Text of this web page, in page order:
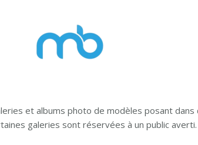
–
et albums photo de modèles posant
galeries sont réservées à un public averti.